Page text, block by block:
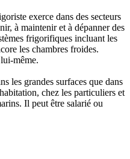
exerce dans des secteurs
à maintenir et à dépanner des
frigorifiques incluant les
les chambres froides.
même.
les grandes surfaces que dans
chez les particuliers et
Il peut être salarié ou